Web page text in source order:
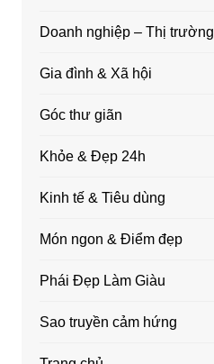
Doanh nghiệp – Thị trường
Gia đình & Xã hội
Góc thư giãn
Khỏe & Đẹp 24h
Kinh tế & Tiêu dùng
Món ngon & Điểm đẹp
Phái Đẹp Làm Giàu
Sao truyền cảm hứng